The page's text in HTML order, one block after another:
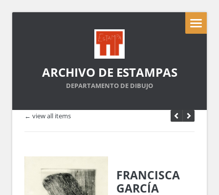
ARCHIVO DE ESTAMPAS
DEPARTAMENTO DE DIBUJO
← view all items
FRANCISCA
GARCÍA